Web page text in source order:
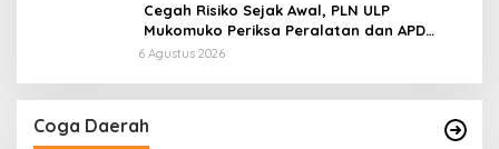
Cegah Risiko Sejak Awal, PLN ULP
Mukomuko Periksa Peralatan dan APD
Petugas secara Rutin
6 Agustus 2026
Coga Daerah